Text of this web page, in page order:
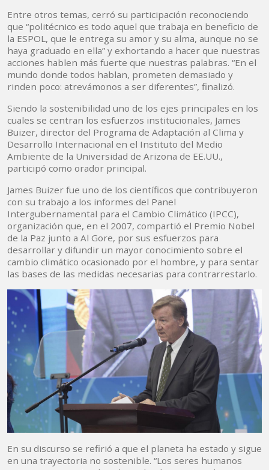
Entre otros temas, cerró su participación reconociendo
que “politécnico es todo aquel que trabaja en beneficio de
la ESPOL, que le entrega su amor y su alma, aunque no se
haya graduado en ella” y exhortando a hacer que nuestras
acciones hablen más fuerte que nuestras palabras. “En el
mundo donde todos hablan, prometen demasiado y
rinden poco: atrevámonos a ser diferentes”, finalizó.
Siendo la sostenibilidad uno de los ejes principales en los
cuales se centran los esfuerzos institucionales, James
Buizer, director del Programa de Adaptación al Clima y
Desarrollo Internacional en el Instituto del Medio
Ambiente de la Universidad de Arizona de EE.UU.,
participó como orador principal.
James Buizer fue uno de los científicos que contribuyeron
con su trabajo a los informes del Panel
Intergubernamental para el Cambio Climático (IPCC),
organización que, en el 2007, compartió el Premio Nobel
de la Paz junto a Al Gore, por sus esfuerzos para
desarrollar y difundir un mayor conocimiento sobre el
cambio climático ocasionado por el hombre, y para sentar
las bases de las medidas necesarias para contrarrestarlo.
En su discurso se refirió a que el planeta ha estado y sigue
en una trayectoria no sostenible. “Los seres humanos